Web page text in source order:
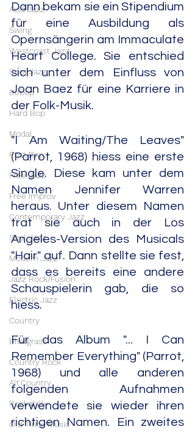
Acid Jazz
Swing
Westcoast Jazz
Cool Jazz
Bebop
Hard Bop
Modal
Post Bop
Free Jazz
Free Improv
Contemporary Jazz
Soul Jazz
Modern Jazz
Jazz Rock/Fusion
Electric Jazz
Country
Bluegrass
Country Rock
Alt.Country
Rockabilly
Old Time Music
Dann bekam sie ein Stipendium
für eine Ausbildung als
Opernsängerin am Immaculate
Heart College. Sie entschied
sich unter dem Einfluss von
Joan Baez für eine Karriere in
der Folk-Musik.
"I Am Waiting/The Leaves"
(Parrot, 1968) hiess eine erste
Single. Diese kam unter dem
Namen Jennifer Warren
heraus. Unter diesem Namen
trat sie auch in der Los
Angeles-Version des Musicals
"Hair" auf. Dann stellte sie fest,
dass es bereits eine andere
Schauspielerin gab, die so
hiess.
Für das Album "... I Can
Remember Everything" (Parrot,
1968) und alle anderen
folgenden Aufnahmen
verwendete sie wieder ihren
richtigen Namen. Ein zweites